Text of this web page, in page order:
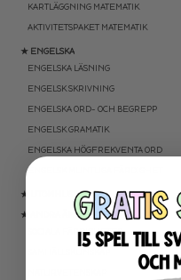
KARTLÄGGNING MATEMATIK
AKTIVITETSPAKET MATEMATIK
★ ENGELSKA
ENGELSKA LÄSNING
ENGELSK SKRIVNING
ENGELSKA ORD- OCH BEGREPP
ENGELSK GRAMATIK
ENGELSKA HÖGFREKVENTA ORD
ENGELSK MUNTLIGA FÄRDIGHET
★ UTOMHUSPEDAGOGIK
★ ANDRA ÄMNEN
SOCIALA FÄRDIGHETER